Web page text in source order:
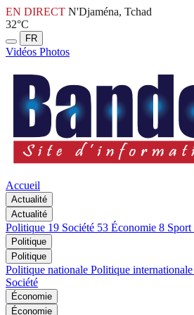
EN DIRECT N'Djaména, Tchad
32°C
FR
Vidéos Photos
Accueil
Actualité
Actualité
Politique 19 Société 53 Économie 8 Sport
Politique
Politique
Politique nationale Politique internationale
Société
Économie
Économie